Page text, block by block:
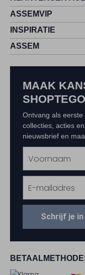
ASSEMVIP
INSPIRATIE
ASSEM
MAAK
Ontvang als
collecties, acties
nieuwsbrief en
Schrijf je in